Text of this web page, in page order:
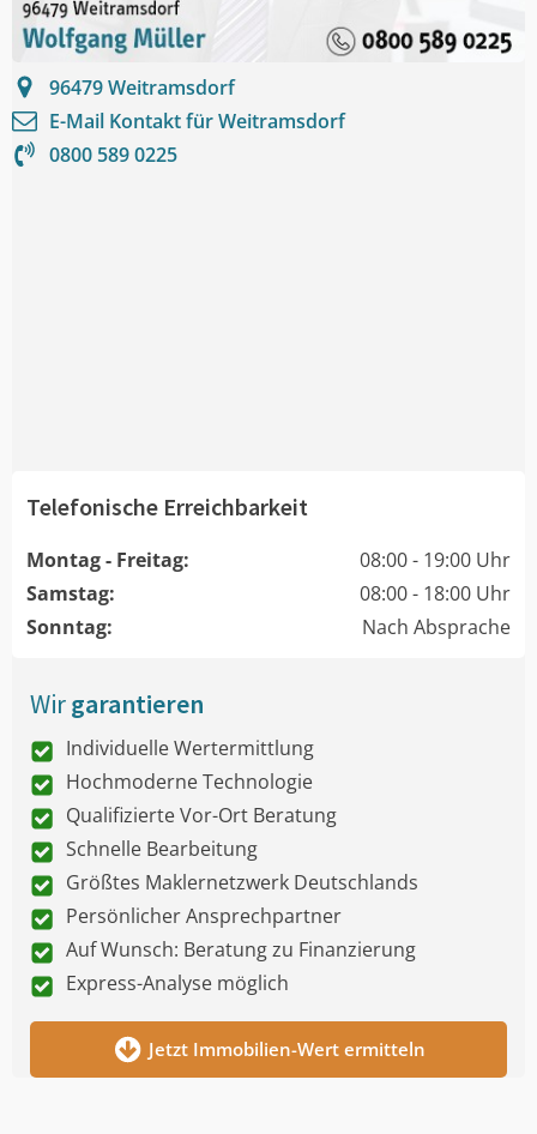
96479Weitramsdorf
E-Mail Kontakt fürWeitramsdorf
0800 589 0225
Telefonische Erreichbarkeit
Montag - Freitag:
08:00 - 19:00 Uhr
Samstag:
08:00 - 18:00 Uhr
Sonntag:
Nach Absprache
Wirgarantieren
Individuelle Wertermittlung
Hochmoderne Technologie
Qualifizierte Vor-Ort Beratung
Schnelle Bearbeitung
Größtes Maklernetzwerk Deutschlands
Persönlicher Ansprechpartner
Auf Wunsch: Beratung zu Finanzierung
Express-Analyse möglich
Jetzt Immobilien-Wert ermitteln